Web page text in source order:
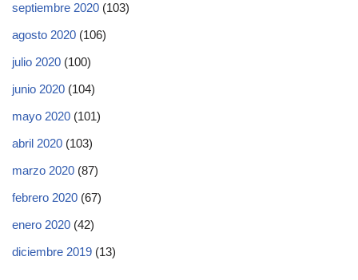
septiembre 2020 (103)
agosto 2020 (106)
julio 2020 (100)
junio 2020 (104)
mayo 2020 (101)
abril 2020 (103)
marzo 2020 (87)
febrero 2020 (67)
enero 2020 (42)
diciembre 2019 (13)